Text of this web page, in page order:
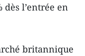
l’entrée en
britannique